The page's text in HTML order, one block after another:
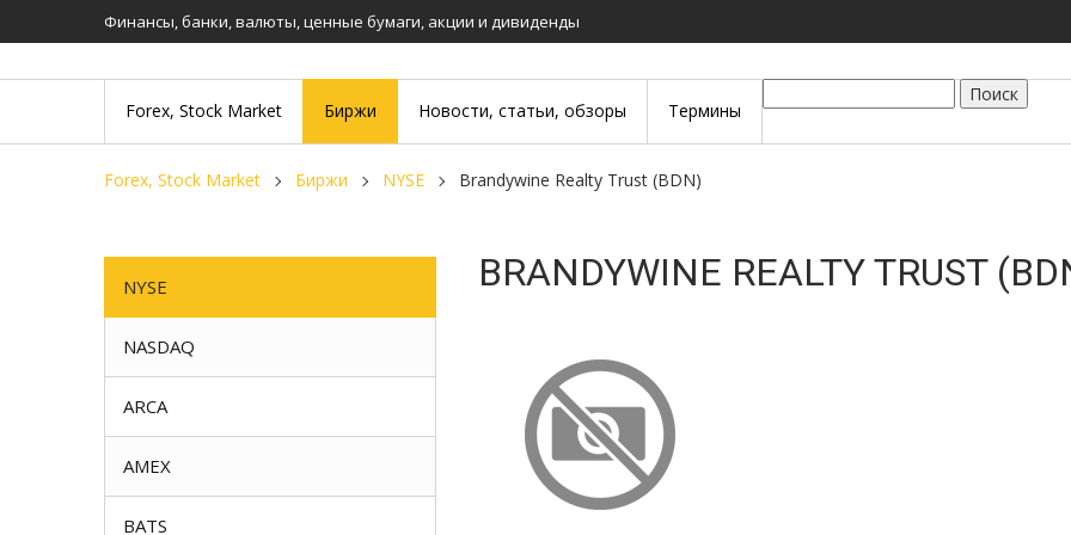
Финансы, банки, валюты, ценные бумаги, акции и дивиденды
Forex, Stock Market Биржи Новости, статьи, обзоры Термины
Поиск
Forex, Stock Market Биржи NYSE Brandywine Realty Trust (BDN)
BRANDYWINE REALTY TRUST
NYSE
NASDAQ
ARCA
AMEX
BATS